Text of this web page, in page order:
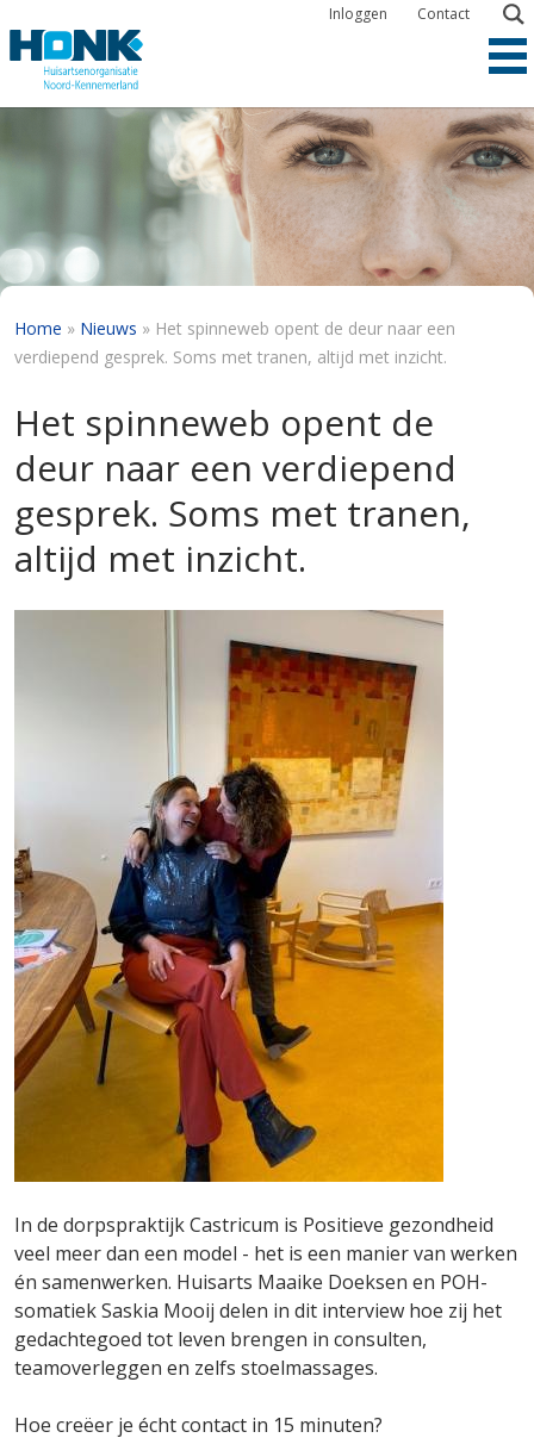
en
gaan
Inloggen Contact
Kruimelpad
Home Nieuws
Het spinneweb opent de deur naar een
verdiepend gesprek. Soms met tranen, altijd met inzicht.
Het spinneweb opent de
deur naar een verdiepend
gesprek. Soms met tranen,
altijd met inzicht.
In de dorpspraktijk Castricum is Positieve gezondheid
veel meer dan een model - het is een manier van werken
én samenwerken. Huisarts Maaike Doeksen en POH-
somatiek Saskia Mooij delen in dit interview hoe zij het
gedachtegoed tot leven brengen in consulten,
teamoverleggen en zelfs stoelmassages.
Hoe creëer je écht contact in 15 minuten?